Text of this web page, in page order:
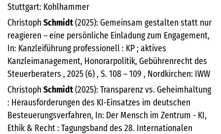
Stuttgart: Kohlhammer
Christoph Schmidt(2025): Gemeinsam gestalten statt nur
reagieren – eine persönliche Einladung zum Engagement,
In: Kanzleiführung professionell : KP ; aktives
Kanzleimanagement, Honorarpolitik, Gebührenrecht des
Steuerberaters , 2025 (6) , S. 108 – 109 , Nordkirchen: IWW
Christoph Schmidt(2025): Transparenz vs. Geheimhaltung
: Herausforderungen des KI-Einsatzes im deutschen
Besteuerungsverfahren, In: Der Mensch im Zentrum - KI,
Ethik & Recht : Tagungsband des 28. Internationalen